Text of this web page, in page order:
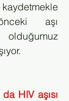
aşı
HIV aşısı